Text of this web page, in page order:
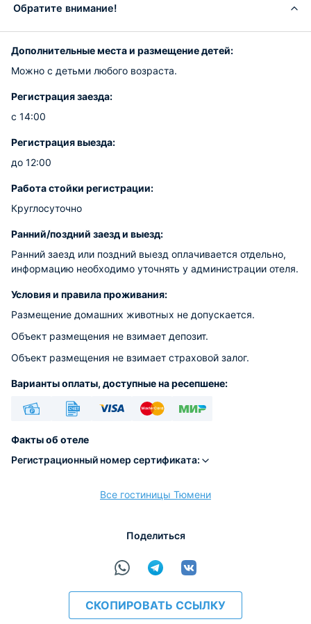
Обратите внимание!
Дополнительные места и размещение детей:
Можно с детьми любого возраста.
Регистрация заезда:
с 14:00
Регистрация выезда:
до 12:00
Работа стойки регистрации:
Круглосуточно
Ранний/поздний заезд и выезд:
Ранний заезд или поздний выезд оплачивается отдельно,
информацию необходимо уточнять у администрации отеля.
Условия и правила проживания:
Размещение домашних животных не допускается.
Объект размещения не взимает депозит.
Объект размещения не взимает страховой залог.
Варианты оплаты, доступные на ресепшене:
Факты об отеле
Регистрационный номер сертификата:
Все гостиницы Тюмени
Поделиться
СКОПИРОВАТЬ ССЫЛКУ